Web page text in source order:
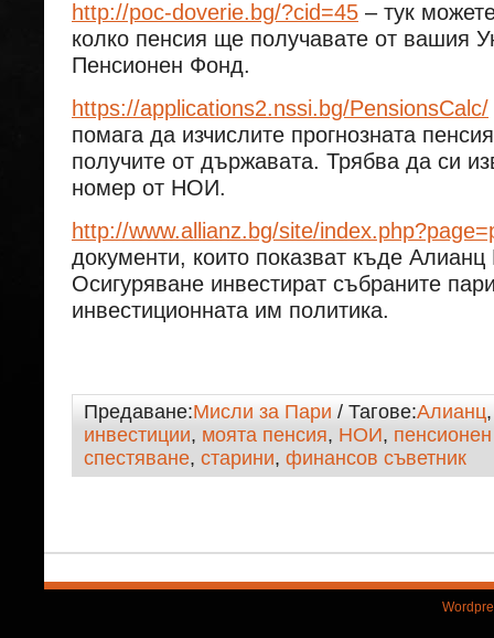
http://poc-doverie.bg/?cid=45 – тук
колко пенсия ще получавате от вашия
Пенсионен Фонд.
https://applications2.nssi.bg/PensionsCalc/
помага да изчислите прогнозната
получите от държавата. Трябва да си
номер от НОИ.
http://www.allianz.bg/site/
документи, които показват къде
Осигуряване инвестират събраните
инвестиционната им политика.
Предаване:Мисли за Пари / Тагове:Алианц
инвестиции, моята пенсия, НОИ,
спестяване, старини, финансов съветник